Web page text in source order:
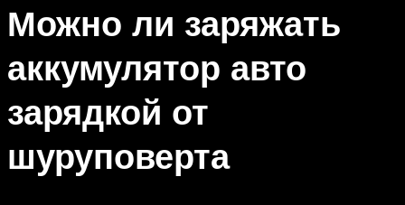
Можно ли заряжать
аккумулятор авто
зарядкой от
шуруповерта